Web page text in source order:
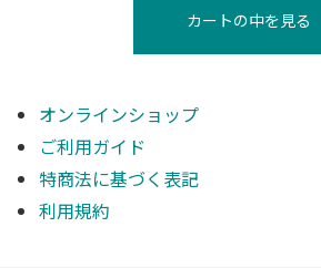
カートの中を見る
オンラインショップ
ご利用ガイド
特商法に基づく表記
利用規約